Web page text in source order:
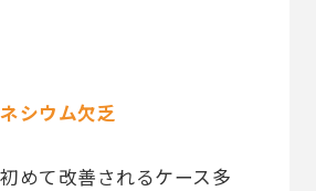
シウム欠乏
めて改善されるケース多